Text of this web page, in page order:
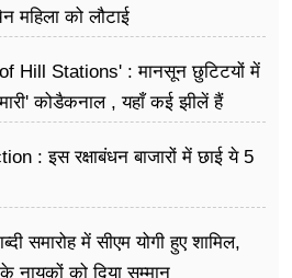
महिला को लौटाई
Hill Stations' : मानसून छुटिटयों में
कोडैकनाल , यहाँ कई झीलें हैं
: इस रक्षाबंधन बाजारों में छाई ये 5
समारोह में सीएम योगी हुए शामिल,
नायकों को दिया सम्मान